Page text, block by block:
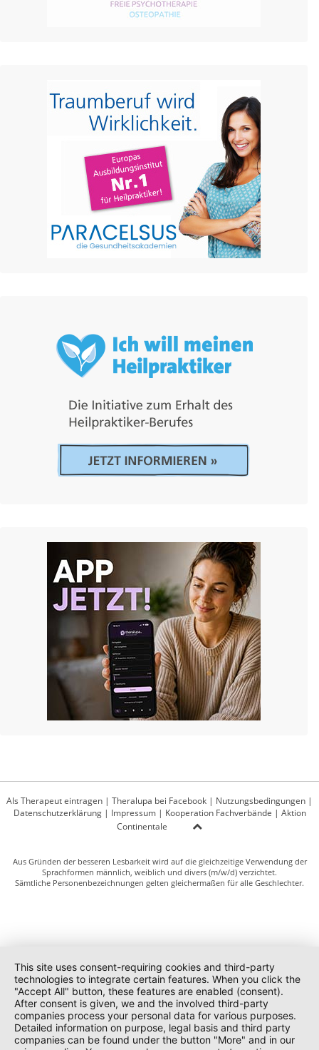
Als Therapeut eintragen | Theralupa bei Facebook | Nutzungsbedingungen |
Datenschutzerklärung| Impressum| Kooperation Fachverbände | Aktion
Continentale
Aus Gründen der besseren Lesbarkeit wird auf die gleichzeitige Verwendung der
Sprachformen männlich, weiblich und divers (m/w/d) verzichtet.
Sämtliche Personenbezeichnungen gelten gleichermaßen für alle Geschlechter.
This site uses consent-requiring cookies and third-party
technologies to integrate certain features. When you click the
"Accept All" button, these features are enabled (consent).
After consent is given, we and the involved third-party
companies process your personal data for various purposes.
Detailed information on purpose, legal basis and third party
companies can be found under the button "More" and in our